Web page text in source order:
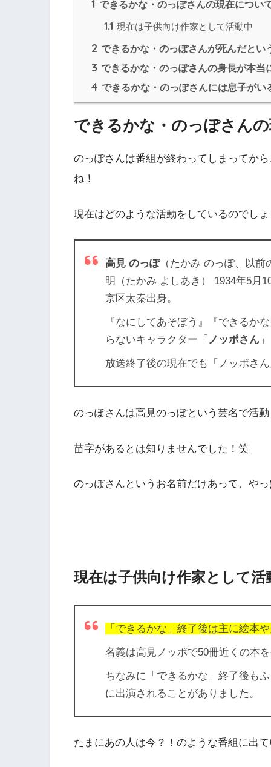
1 できるかな・のっぽさんの現在につい
1.1 現在は子供向け作家として活動中
2 できるかな・のっぽさんが死んだとい
3 できるかな・のっぽさんの身長が本当
4 できるかな・のっぽさんには息子がい
できるかな・のっぽさん
のっぽさんは番組が終わってしまってか
ね！
現在はどのような活動をしているのでしょ
高見 のっぽ（たかみ のっぽ、以前
明（たかみ よしあき） 1934年5月
京区太秦出身。
『なにしてあそぼう』『できるか
らないキャラクター「 ノッポさん
放送終了後の現在でも「ノッポさ
のっぽさんは高見のっぽという芸名で活動
苗字があるとは知りませんでした！笑
のっぽさんというお名前だけあって、や
現在は子供向け作家として活
「できるかな」終了後は主に絵本
名義は高見ノッポで50冊近くの本を
ちなみに「できるかな」終了後も
に出演されることがありました。
たまにあの人は今？！のような番組に出